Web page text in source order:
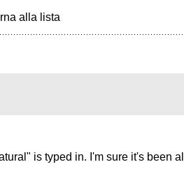
alla lista
is typed in. I'm sure it's been